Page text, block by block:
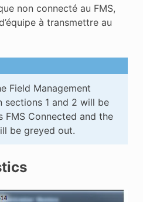
non connecté au FMS,
à transmettre au
Field Management
sections 1 and 2 will be
Connected and the
be greyed out.